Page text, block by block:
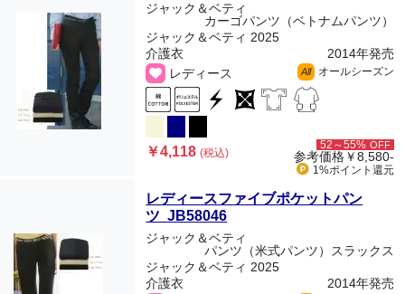
ジャック＆ベティ
カーゴパンツ（ベトナムパンツ）
ジャック＆ベティ 2025
介護衣
2014年発売
レディース
All オールシーズン
￥4,118(税込)
52～55% OFF
参考価格￥8,580-
1%ポイント 還元
レディースファイブポケットパン
ツ JB58046
ジャック＆ベティ
パンツ（米式パンツ）スラックス
ジャック＆ベティ 2025
介護衣
2014年発売